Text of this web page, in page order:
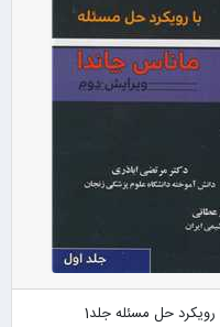
حل مسئله جلد1